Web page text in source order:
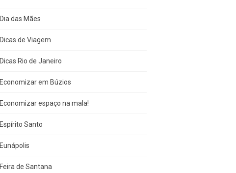
Dia das Mães
Dicas de Viagem
Dicas Rio de Janeiro
Economizar em Búzios
Economizar espaço na mala!
Espírito Santo
Eunápolis
Feira de Santana